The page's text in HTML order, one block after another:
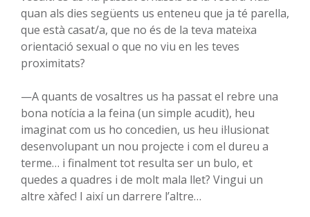
quan als dies següents us enteneu que ja té parella,
que està casat/a, que no és de la teva mateixa
orientació sexual o que no viu en les teves
proximitats?
—A quants de vosaltres us ha passat el rebre una
bona notícia a la feina (un simple acudit), heu
imaginat com us ho concedien, us heu il·lusionat
desenvolupant un nou projecte i com el dureu a
terme… i finalment tot resulta ser un bulo, et
quedes a quadres i de molt mala llet? Vingui un
altre xàfec! I així un darrere l’altre…